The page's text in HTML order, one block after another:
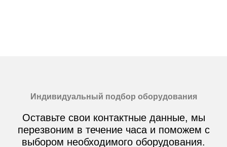
Индивидуальный подбор оборудования
Оставьте свои контактные данные, мы
перезвоним в течение часа и поможем с
выбором необходимого оборудования.